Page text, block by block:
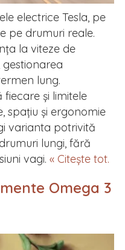
electrice Tesla, pe
pe drumuri reale.
la viteze de
lung.
fiecare și limitele
spațiu și ergonomie
varianta potrivită
lungi, fără
vagi. « Citește tot.
Omega 3